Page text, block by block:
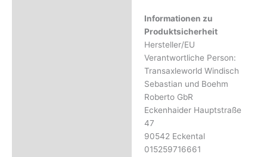
Informationen zu
Produktsicherheit
Hersteller/EU
Verantwortliche Person:
Transaxleworld Windisch
Sebastian und Boehm
Roberto GbR
Eckenhaider Hauptstraße
47
90542 Eckental
015259716661